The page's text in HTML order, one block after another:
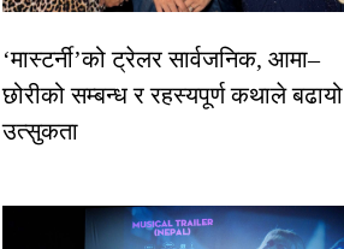
‘मास्टर्नी’को ट्रेलर सार्वजनिक, आमा–
छोरीको सम्बन्ध र रहस्यपूर्ण कथाले बढायो
उत्सुकता